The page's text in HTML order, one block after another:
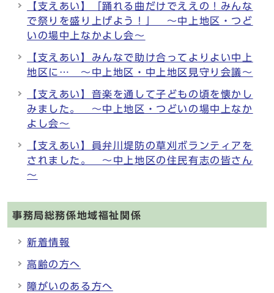
【支えあい】「踊れる曲だけでええの！みんな
で祭りを盛り上げよう！」 ～中上地区・つど
いの場中上なかよし会～
【支えあい】みんなで助け合ってよりよい中上
地区に… ～中上地区・中上地区見守り会議～
【支えあい】音楽を通して子どもの頃を懐かし
みました。 ～中上地区・つどいの場中上なか
よし会～
【支えあい】員弁川堤防の草刈ボランティアを
されました。 ～中上地区の住民有志の皆さん
～
事務局総務係地域福祉関係
新着情報
高齢の方へ
障がいのある方へ